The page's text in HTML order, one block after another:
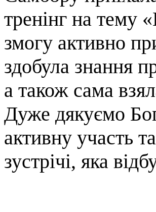
тренінг на тему
змогу активно
здобула знання
а також сама
Дуже дякуємо
активну участь
зустрічі, яка